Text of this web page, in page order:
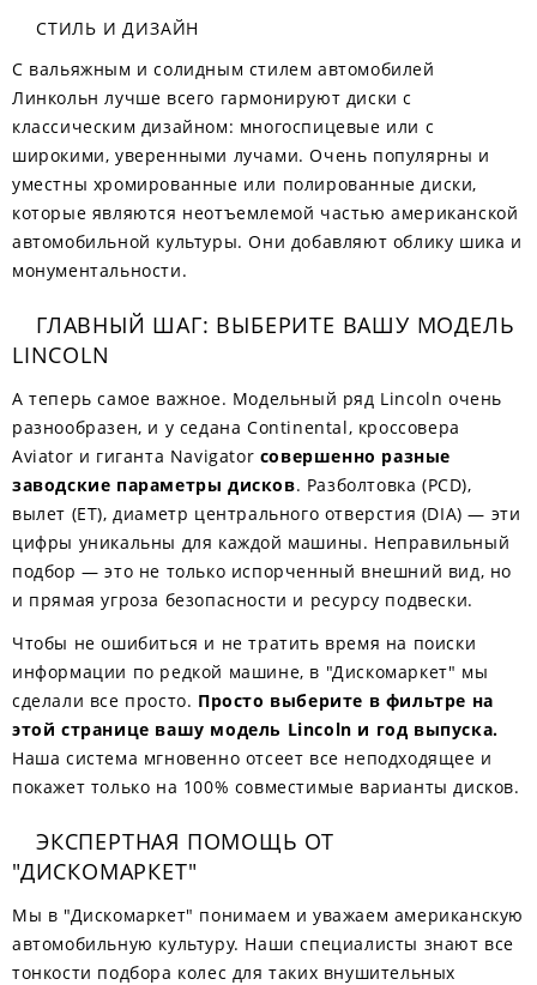
СТИЛЬ И ДИЗАЙН
С вальяжным и солидным стилем автомобилей
Линкольн лучше всего гармонируют диски с
классическим дизайном: многоспицевые или с
широкими, уверенными лучами. Очень популярны и
уместны хромированные или полированные диски,
которые являются неотъемлемой частью американской
автомобильной культуры. Они добавляют облику шика и
монументальности.
ГЛАВНЫЙ ШАГ: ВЫБЕРИТЕ ВАШУ МОДЕЛЬ
LINCOLN
А теперь самое важное. Модельный ряд Lincoln очень
разнообразен, и у седана Continental, кроссовера
Aviator и гиганта Navigator совершенно разные
заводские параметры дисков. Разболтовка (PCD),
вылет (ET), диаметр центрального отверстия (DIA) — эти
цифры уникальны для каждой машины. Неправильный
подбор — это не только испорченный внешний вид, но
и прямая угроза безопасности и ресурсу подвески.
Чтобы не ошибиться и не тратить время на поиски
информации по редкой машине, в "Дискомаркет" мы
сделали все просто. Просто выберите в фильтре на
этой странице вашу модель Lincoln и год выпуска.
Наша система мгновенно отсеет все неподходящее и
покажет только на 100% совместимые варианты дисков.
ЭКСПЕРТНАЯ ПОМОЩЬ ОТ
"ДИСКОМАРКЕТ"
Мы в "Дискомаркет" понимаем и уважаем американскую
автомобильную культуру. Наши специалисты знают все
тонкости подбора колес для таких внушительных